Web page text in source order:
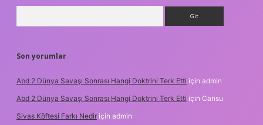
Son yorumlar
Abd 2 Dünya Savaşı Sonrası Hangi Doktrini Terk Etti için admin
Abd 2 Dünya Savaşı Sonrası Hangi Doktrini Terk Etti için Cansu
Sivas Köftesi Farkı Nedir için admin